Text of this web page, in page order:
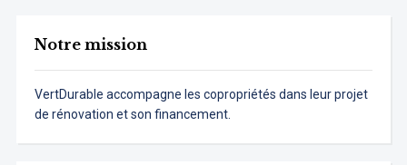
Notre mission
VertDurable accompagne les copropriétés dans leur projet
de rénovation et son financement.